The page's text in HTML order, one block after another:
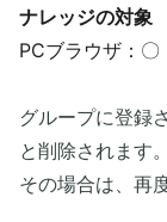
ナレッジの対象
PCブラウザ：
グループに登録
と削除されます。
その場合は、再